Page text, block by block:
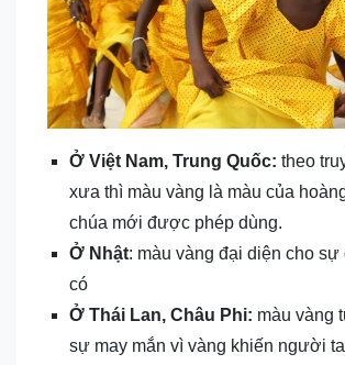
Ở Việt Nam, Trung Quốc: theo
xưa thì màu vàng là màu của
chúa mới được phép dùng.
Ở Nhật: màu vàng đại diện cho sự
có
Ở Thái Lan, Châu Phi: màu vàng
sự may mắn vì vàng khiến người